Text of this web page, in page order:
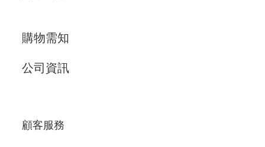
購物需知
公司資訊
顧客服務